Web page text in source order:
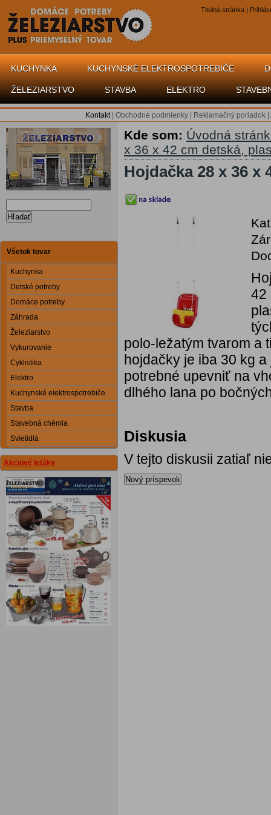
Titulná stránka |
KUCHYNKA KUCHYNSKÉ ELEKTROSPOTREBIČE
ŽELEZIARSTVO STAVBA ELEKTRO
Kontakt| Obchodné podmienky Reklamačný poriadok
Hľadať
Všetok tovar
Kuchynka
Detské potreby
Domáce potreby
Záhrada
Železiarstvo
Vykurovanie
Cyklistika
Elektro
Kuchynské elektrospotrebiče
Stavba
Stavebná chémia
Svietidlá
Akciové letáky
Kde som: Úvodná
x 36 x 42 cm detská,
Hojdačka 28 x 36 x
42
polo-ležatým tvarom a
hojdačky je iba 30 kg
potrebné upevniť na
dlhého lana po
Diskusia
V tejto diskusii zatiaľ
Nový príspevok